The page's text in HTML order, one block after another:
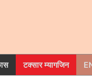
टक्सार म्यागजिन